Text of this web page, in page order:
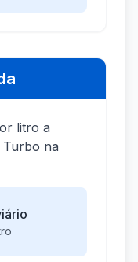
litro a
Turbo na